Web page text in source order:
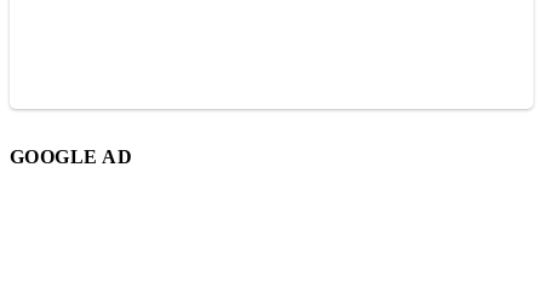
GOOGLE AD